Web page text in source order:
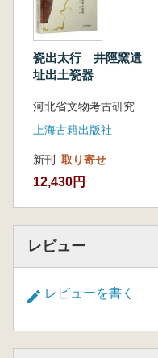
同時に、本書に
収録されており、
捉えた図版を用い
部分のクローズア
体像と細部につい
できます。
瓷出太行 井陘窯遺
址出土瓷器
河北省文物考古研究院 編 馬小飛 著
上海古籍出版社
新刊 取り寄せ
12,430円
レビュー
レビューを書く